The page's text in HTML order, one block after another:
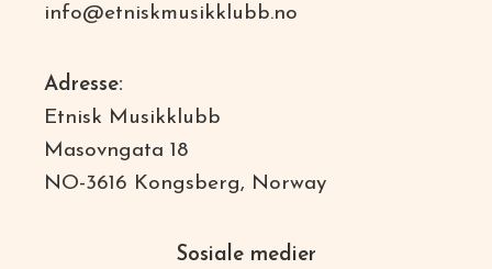
info@etniskmusikklubb.no
Adresse:
Etnisk Musikklubb
Masovngata 18
NO-3616 Kongsberg, Norway
Sosiale medier